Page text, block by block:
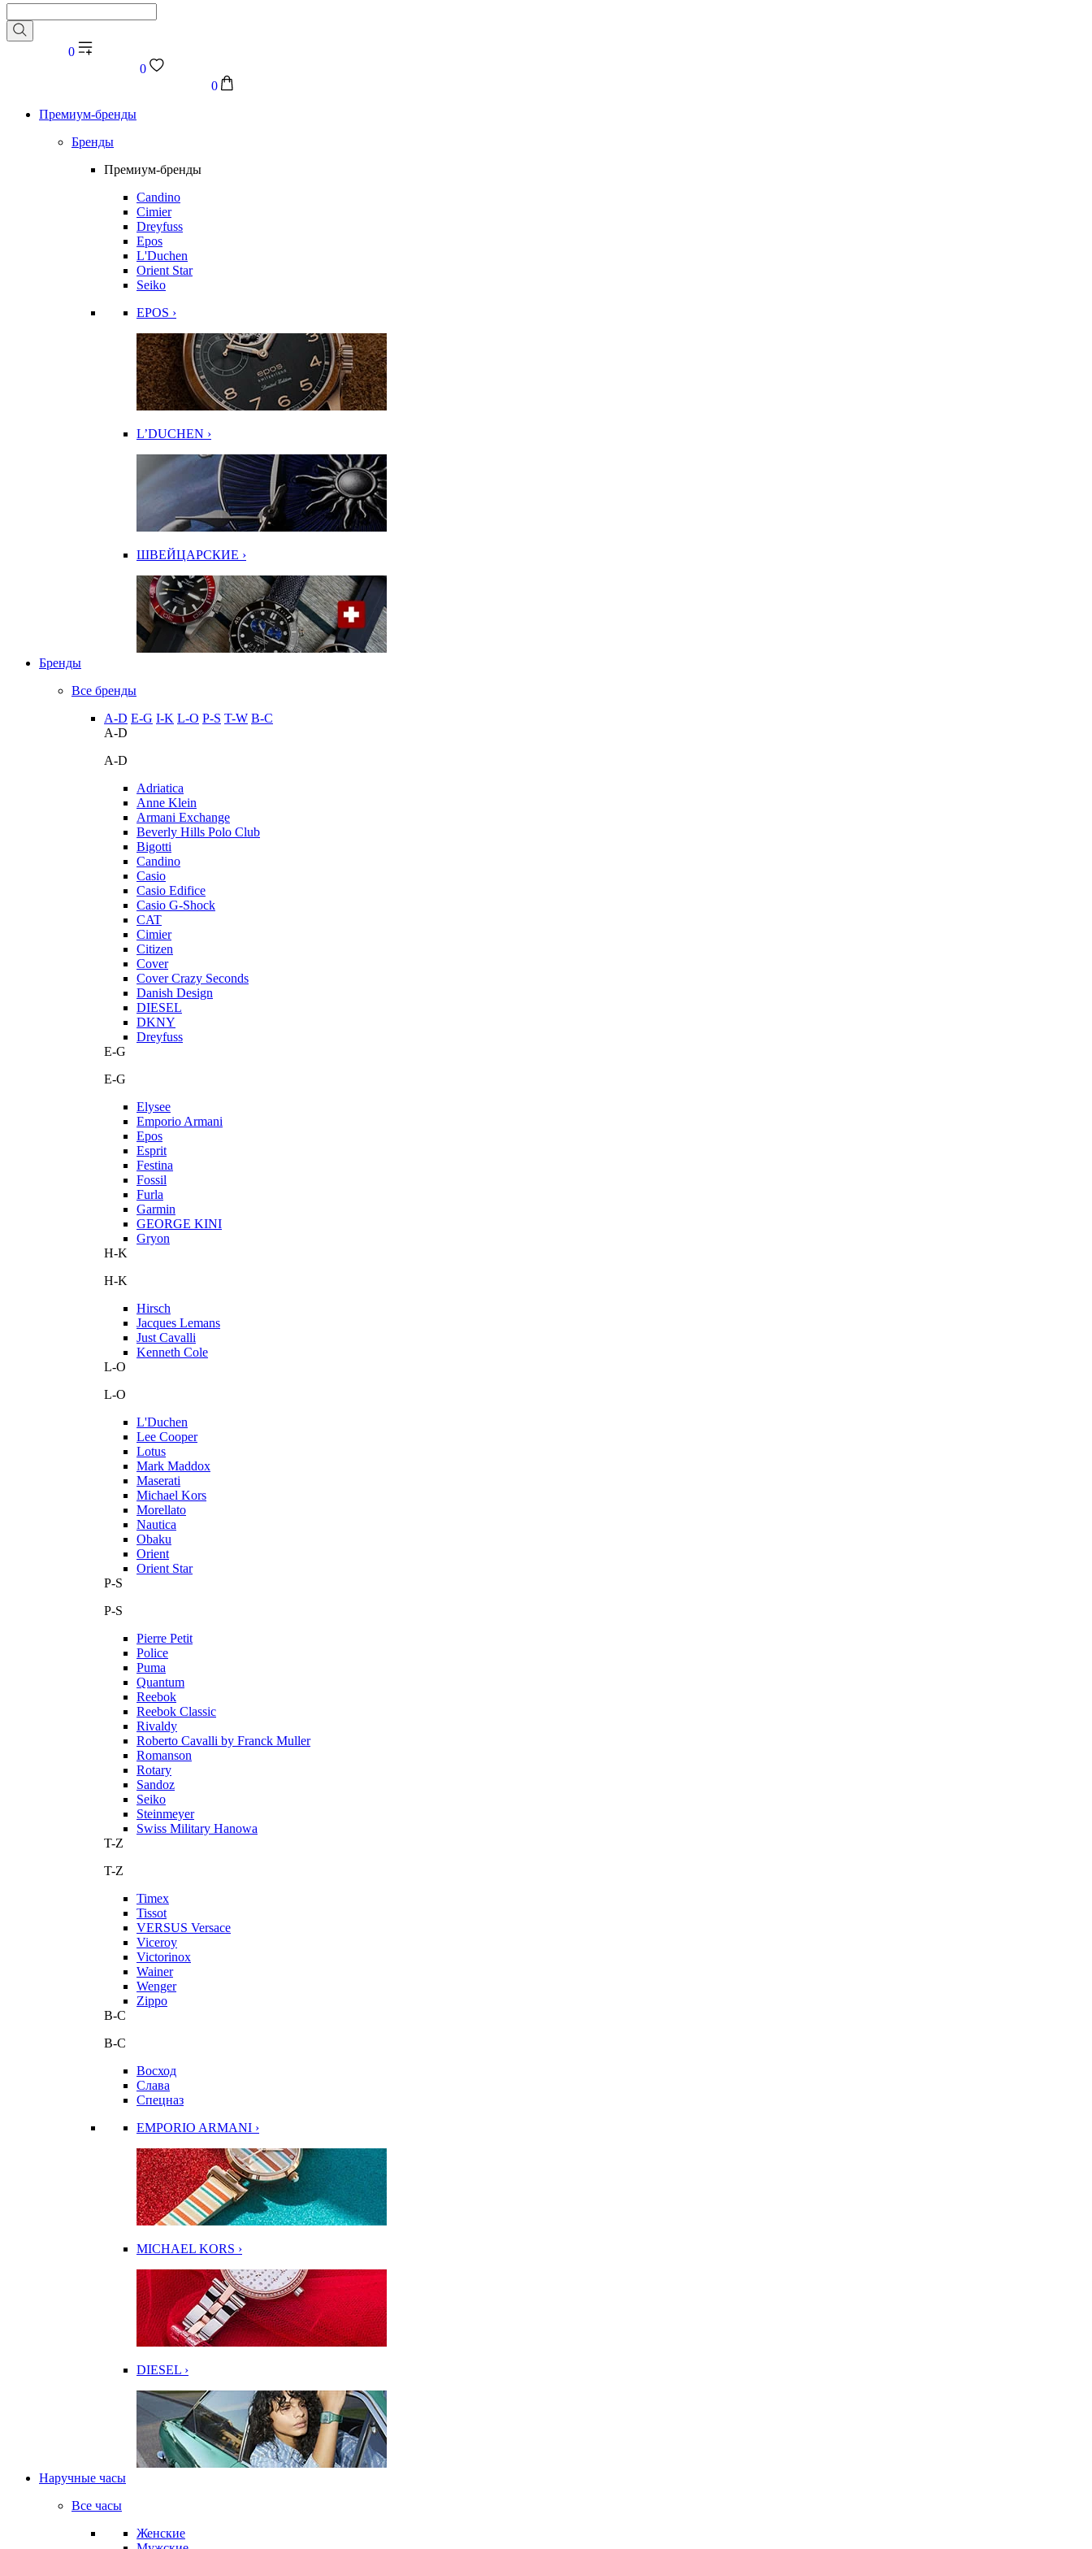
0
0
0
Премиум-бренды
Бренды
Премиум-бренды
Candino
Cimier
Dreyfuss
Epos
L'Duchen
Orient Star
Seiko
EPOS ›
L’DUCHEN ›
ШВЕЙЦАРСКИЕ ›
Бренды
Все бренды
A-D E-G I-K L-O P-S T-W В-С
A-D
A-D
Adriatica
Anne Klein
Armani Exchange
Beverly Hills Polo Club
Bigotti
Candino
Casio
Casio Edifice
Casio G-Shock
CAT
Cimier
Citizen
Cover
Cover Crazy Seconds
Danish Design
DIESEL
DKNY
Dreyfuss
E-G
E-G
Elysee
Emporio Armani
Epos
Esprit
Festina
Fossil
Furla
Garmin
GEORGE KINI
Gryon
H-K
H-K
Hirsch
Jacques Lemans
Just Cavalli
Kenneth Cole
L-O
L-O
L'Duchen
Lee Cooper
Lotus
Mark Maddox
Maserati
Michael Kors
Morellato
Nautica
Obaku
Orient
Orient Star
P-S
P-S
Pierre Petit
Police
Puma
Quantum
Reebok
Reebok Classic
Rivaldy
Roberto Cavalli by Franck Muller
Romanson
Rotary
Sandoz
Seiko
Steinmeyer
Swiss Military Hanowa
T-Z
T-Z
Timex
Tissot
VERSUS Versace
Viceroy
Victorinox
Wainer
Wenger
Zippo
В-С
В-С
Восход
Слава
Спецназ
EMPORIO ARMANI ›
MICHAEL KORS ›
DIESEL ›
Наручные часы
Все часы
Женские